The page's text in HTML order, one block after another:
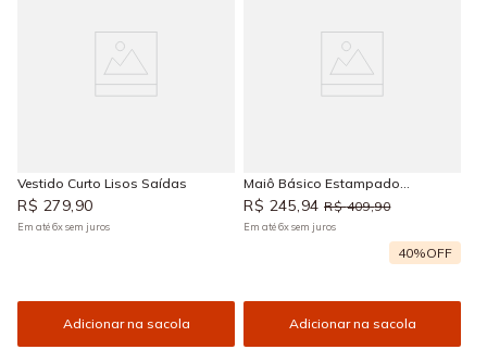
Vestido Curto Lisos Saídas
R$ 279,90
Em até6xsem juros
Adicionar na sacola
Maiô Básico Estampado
Araguaia
R$ 245,94 R$ 409,90
Em até6xsem juros
40%OFF
Adicionar na sacola